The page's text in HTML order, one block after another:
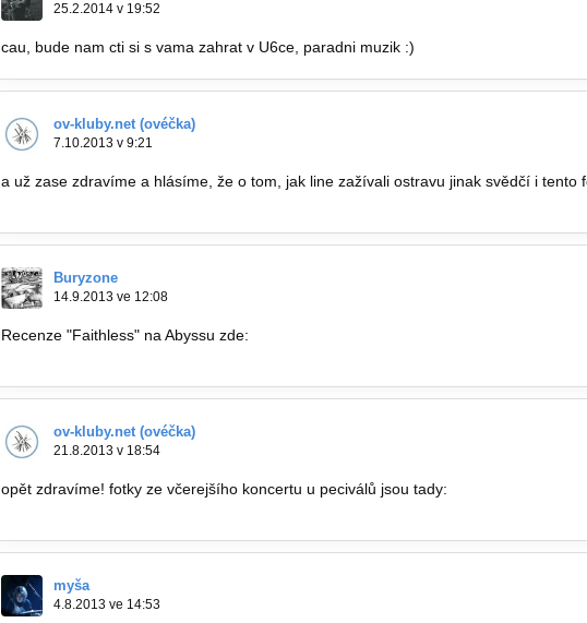
25.2.2014 v 19:52
cau, bude nam cti si s vama zahrat v U6ce, paradni muzik :)
ov-kluby.net (ovéčka)
7.10.2013 v 9:21
a už zase zdravíme a hlásíme, že o tom, jak line zažívali ostravu jinak svědčí i tento
Buryzone
14.9.2013 ve 12:08
Recenze "Faithless" na Abyssu zde:
ov-kluby.net (ovéčka)
21.8.2013 v 18:54
opět zdravíme! fotky ze včerejšího koncertu u peciválů jsou tady:
myša
4.8.2013 ve 14:53